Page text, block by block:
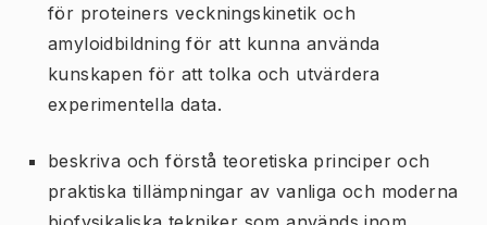
för proteiners veckningskinetik och
amyloidbildning för att kunna använda
kunskapen för att tolka och utvärdera
experimentella data.
beskriva och förstå teoretiska principer och
praktiska tillämpningar av vanliga och moderna